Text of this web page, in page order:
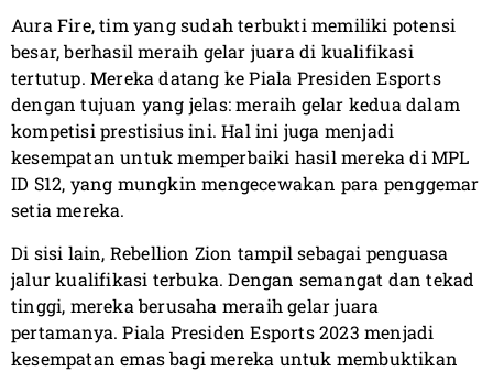
Aura Fire, tim yang sudah terbukti memiliki potensi
besar, berhasil meraih gelar juara di kualifikasi
tertutup. Mereka datang ke Piala Presiden Esports
dengan tujuan yang jelas: meraih gelar kedua dalam
kompetisi prestisius ini. Hal ini juga menjadi
kesempatan untuk memperbaiki hasil mereka di MPL
ID S12, yang mungkin mengecewakan para penggemar
setia mereka.
Di sisi lain, Rebellion Zion tampil sebagai penguasa
jalur kualifikasi terbuka. Dengan semangat dan tekad
tinggi, mereka berusaha meraih gelar juara
pertamanya. Piala Presiden Esports 2023 menjadi
kesempatan emas bagi mereka untuk membuktikan